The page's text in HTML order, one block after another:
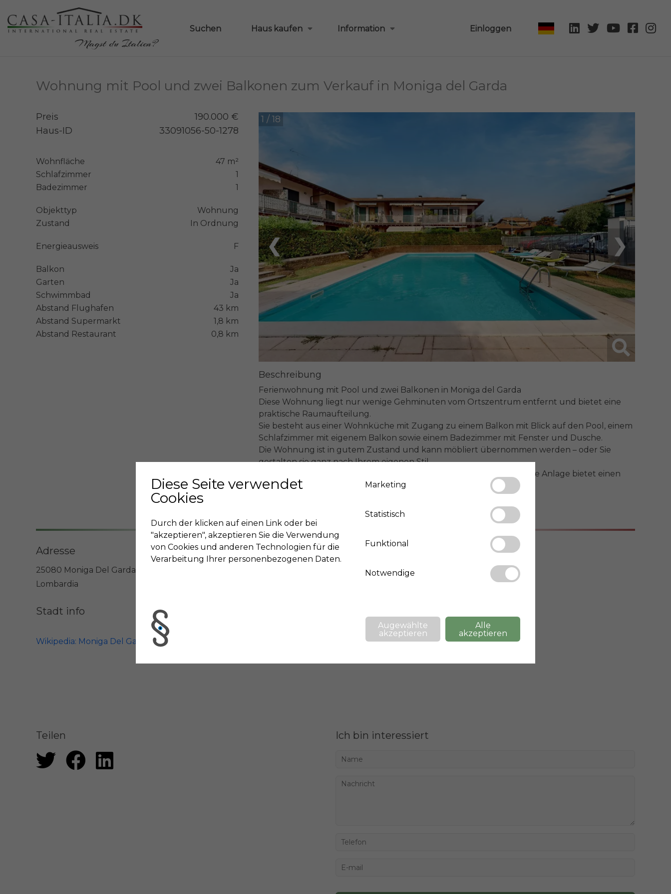
Magst du Italien?
Suchen Haus kaufen Information Einloggen
Wohnung mit Pool und zwei Balkonen zum Verkauf in Moniga del Garda
1 / 18
❮ ❯
Beschreibung
Ferienwohnung mit Pool und zwei Balkonen in Moniga del Garda
Diese Wohnung liegt nur wenige Gehminuten vom Ortszentrum entfernt und bietet eine
praktische Raumaufteilung.
Sie besteht aus einer Wohnküche mit Zugang zu einem Balkon mit Blick auf den Pool, einem
Schlafzimmer mit eigenem Balkon sowie einem Badezimmer mit Fenster und Dusche.
Die Wohnung ist in gutem Zustand und kann möbliert übernommen werden – oder Sie
gestalten sie ganz nach Ihrem eigenen Stil.
Ein privater Stellplatz und ein Kellerraum sind im Preis inbegriffen. Die Anlage bietet einen
Gemeinschaftspool und gepflegte Grünflächen.
Preis
190.000 €
Haus-ID
33091056-50-1278
Wohnfläche
47 m²
Schlafzimmer
1
Badezimmer
1
Objekttyp
Wohnung
Zustand
In Ordnung
Energieausweis F
Balkon
Ja
Garten
Ja
Schwimmbad
Ja
Abstand Flughafen
43 km
Abstand Supermarkt
1,8 km
Abstand Restaurant
0,8 km
Adresse
25080 Moniga Del Garda
Lombardia
Stadt info
Wikipedia: Moniga Del Garda
Karta
Activate functional cookies to show google maps
Teilen Ich bin interessiert
Diese Seite verwendet
Cookies
Durch der klicken auf einen Link oder bei
"akzeptieren", akzeptieren Sie die Verwendung
von Cookies und anderen Technologien für die
Verarbeitung Ihrer personenbezogenen Daten.
Marketing
Statistisch
Funktional
Notwendige
Augewählte
akzeptieren
Alle
akzeptieren